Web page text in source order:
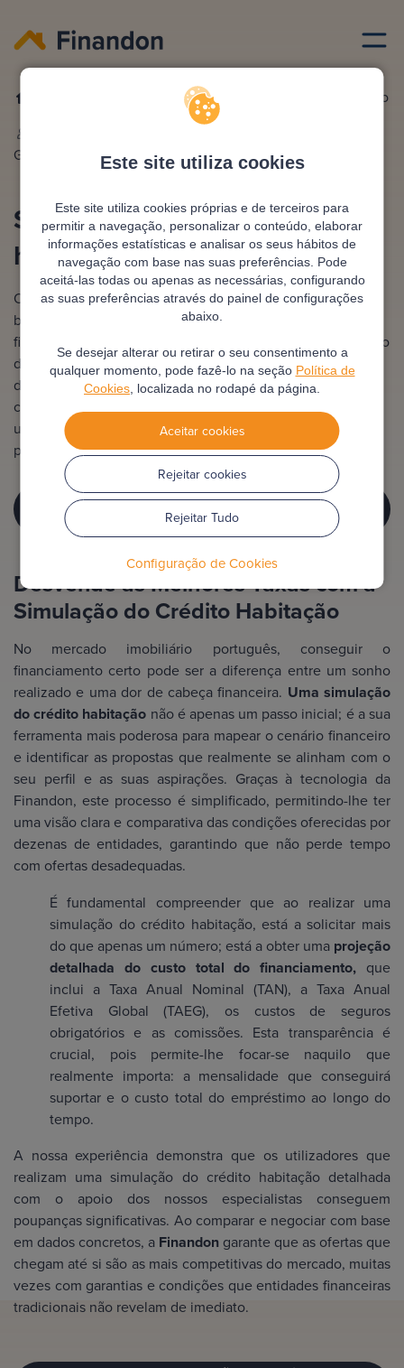
Este site utiliza cookies
Este site utiliza cookies próprias e de terceiros para
permitir a navegação, personalizar o conteúdo, elaborar
informações estatísticas e analisar os seus hábitos de
navegação com base nas suas preferências. Pode
aceitá-las todas ou apenas as necessárias, configurando
as suas preferências através do painel de configurações
abaixo.
Se desejar alterar ou retirar o seu consentimento a
qualquer momento, pode fazê-lo na seção Política de
Cookies, localizada no rodapé da página.
Aceitar cookies
Rejeitar cookies
Rejeitar Tudo
Configuração de Cookies
Simulacao do credito habitacao
Gonzalez
Pimentel
Simulação do crédito
habitação
O termo refere-se à utilização de um simulador online ou
bancário para determinar quanto custará o seu
financiamento imobiliário ao longo do tempo. Este exercício
de cálculo visa estimar a sua prestação mensal e o impacto
dos juros, com base no capital pretendido, na duração do
contrato e na taxa de juro aplicada. A simulação oferece
uma perspetiva inicial para comparar propostas e iniciar o
processo de contratação.
FAÇA A SUA SIMULAÇÃO DO CRÉDITO
HABITAÇÃO AGORA!
Desvende as Melhores Taxas com a
Simulação do Crédito Habitação
No mercado imobiliário português, conseguir o
financiamento certo pode ser a diferença entre um sonho
realizado e uma dor de cabeça financeira. Uma simulação
do crédito habitação não é apenas um passo inicial; é a sua
ferramenta mais poderosa para mapear o cenário financeiro
e identificar as propostas que realmente se alinham com o
seu perfil e as suas aspirações. Graças à tecnologia da
Finandon, este processo é simplificado, permitindo-lhe ter
uma visão clara e comparativa das condições oferecidas por
dezenas de entidades, garantindo que não perde tempo
com ofertas desadequadas.
É fundamental compreender que ao realizar uma
simulação do crédito habitação, está a solicitar mais
do que apenas um número; está a obter uma projeção
detalhada do custo total do financiamento, que
inclui a Taxa Anual Nominal (TAN), a Taxa Anual
Efetiva Global (TAEG), os custos de seguros
obrigatórios e as comissões. Esta transparência é
crucial, pois permite-lhe focar-se naquilo que
realmente importa: a mensalidade que conseguirá
suportar e o custo total do empréstimo ao longo do
tempo.
A nossa experiência demonstra que os utilizadores que
realizam uma simulação do crédito habitação detalhada
com o apoio dos nossos especialistas conseguem
poupanças significativas. Ao comparar e negociar com base
em dados concretos, a Finandon garante que as ofertas que
chegam até si são as mais competitivas do mercado, muitas
vezes com garantias e condições que entidades financeiras
tradicionais não revelam de imediato.